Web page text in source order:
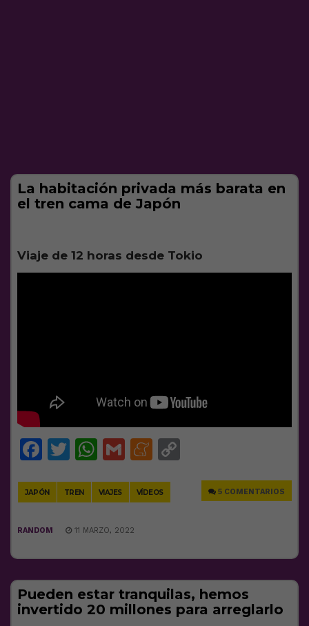
La habitación privada más barata en
el tren cama de Japón
Viaje de 12 horas desde Tokio
Facebook
Twitter
WhatsApp
GmailMeneame
JAPÓN TREN VIAJES VÍDEOS 5 COMENTARIOS
RANDOM 11 MARZO, 2022
Pueden estar tranquilas, hemos
invertido 20 millones para arreglarlo